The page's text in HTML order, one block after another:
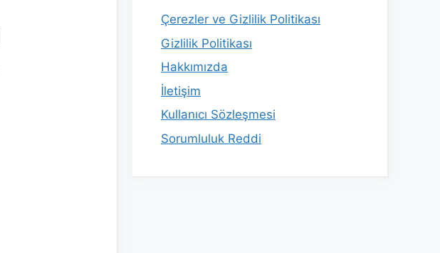
Çerezler ve Gizlilik Politikası
Gizlilik Politikası
Hakkımızda
İletişim
Kullanıcı Sözleşmesi
Sorumluluk Reddi